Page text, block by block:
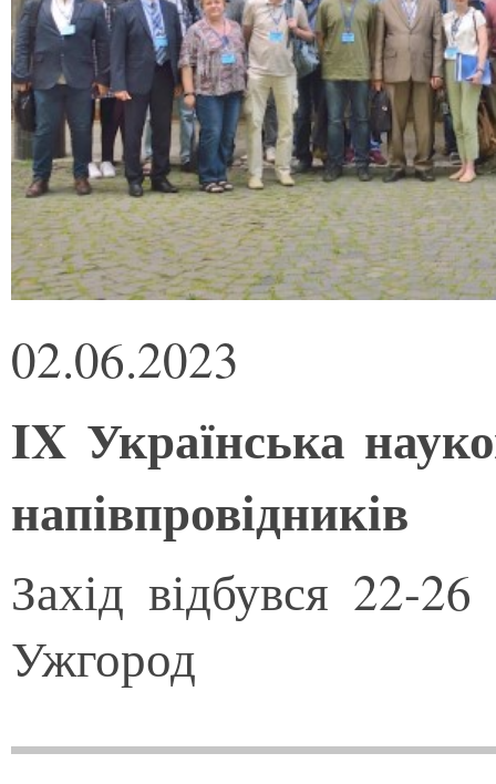
02.06.2023
IX Українська
напівпровідників
Захід відбувся 22-
Ужгород